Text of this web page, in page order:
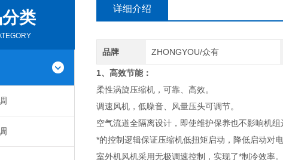
类 详细介绍
品牌 ZHONGYOU/众有
1、 高效节能：
柔性涡旋压缩机，可靠、高效。
调速风机，低噪音、风量压头可调节。
空气流道全隔离设计，即使维护保养也不影响机组
*的控制逻辑保证压缩机低扭矩启动，降低启动对电
室外机风机采用无极调速控制，实现了*制冷效率。